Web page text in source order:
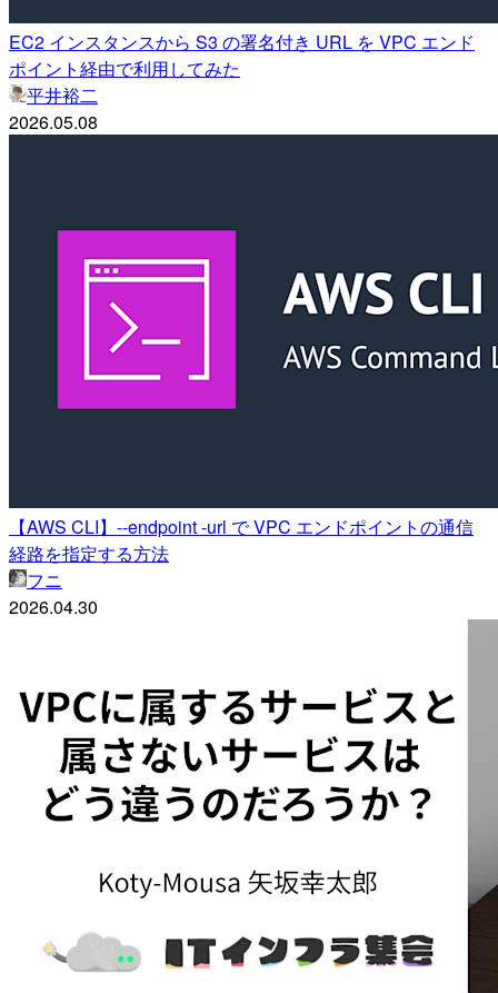
EC2 インスタンスから S3 の署名付き URL を VPC エンド
ポイント経由で利用してみた
平井裕二
2026.05.08
【AWS CLI】--endpoint -url で VPC エンドポイントの通信
経路を指定する方法
フニ
2026.04.30